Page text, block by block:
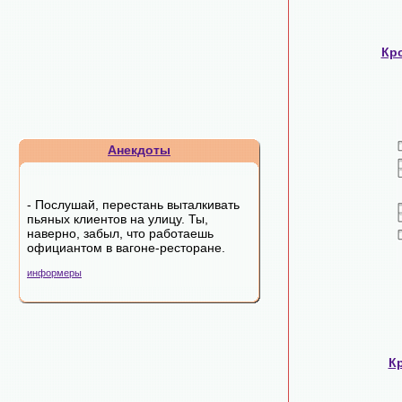
Анекдоты
- Послушай, перестань выталкивать
пьяных клиентов на улицу. Ты,
наверно, забыл, что работаешь
официантом в вагоне-ресторане.
информеры